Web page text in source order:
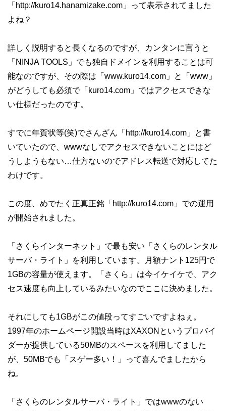
「http://kuro14.hanamizake.com」って表示されてました
よね？
詳しく説明すると長くなるのですが、カンタンに言うと
「NINJA TOOLS」でも独自ドメインを利用することは可
能なのですが、その際は「www.kuro14.com」と「www」
がどうしても必須で「kuro14.com」ではアクセスできな
い仕様だったのです。
すでに年賀状等(笑)でさんざん「http://kuro14.com」と書
いていたので、wwwなしでアクセスできないことにはど
うしようもない…仕方ないのでアドレス転送で対応してた
わけです。
この度、めでたく正真正銘「http://kuro14.com」での運用
が開始されました。
「さくらインターネット」で最も安い「さくらのレンタル
サーバ・ライト」を利用しています。月額ナント125円で
1GBの容量が使えます。「さくら」は今イケイケで、アク
セス速度も向上しているみたいなのでここに決めました。
それにしても1GBがこの値段ってすごいですよねぇ。
1997年のホームページ開設当時はXAXONというプロバイ
ダーが提供している50MBのスペースを利用してました
が、50MBでも「スゲー多い！」って喜んでましたから
ね。
「さくらのレンタルサーバ・ライト」ではwwwのない